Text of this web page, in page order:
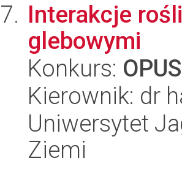
Interakcje
glebowymi
Konkurs:
Kierownik: dr
Uniwersytet
Ziemi